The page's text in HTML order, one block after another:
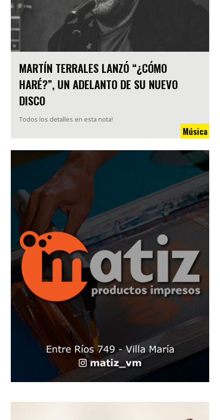
MARTÍN TERRALES LANZÓ “¿CÓMO
HARÉ?”, UN ADELANTO DE SU NUEVO
DISCO
Todos los detalles en esta nota!
Música